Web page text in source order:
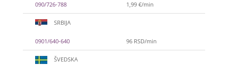
090/726-788 1,99 €/min
SRBIJA
0901/640-640 96 RSD/min
ŠVEDSKA